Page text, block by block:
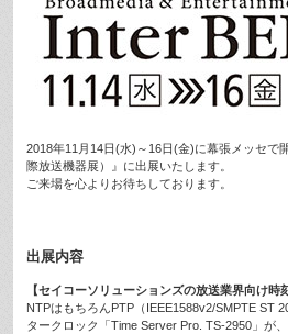
2018年11月14日(水)～16日(金)に幕張メッセで
際放送機器展）』に出展いたします。
ご来場を心よりお待ちしております。
出展内容
【セイコーソリューションズの放送業界向け時
NTPはもちろんPTP（IEEE1588v2/SMPTE ST
タークロック「Time Server Pro. TS-2950」が